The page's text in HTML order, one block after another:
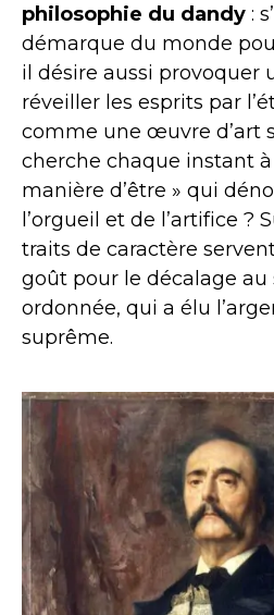
philosophie du dandy :
démarque du monde
il désire aussi provoquer
réveiller les esprits par
comme une œuvre d’art
cherche chaque instant
manière d’être » qui
l’orgueil et de l’artifice ?
traits de caractère
goût pour le décalage au
ordonnée, qui a élu
suprême.